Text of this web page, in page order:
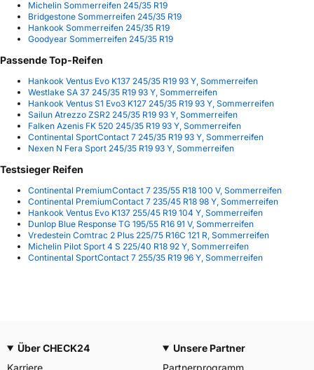
Michelin Sommerreifen 245/35 R19
Bridgestone Sommerreifen 245/35 R19
Hankook Sommerreifen 245/35 R19
Goodyear Sommerreifen 245/35 R19
Passende Top-Reifen
Hankook Ventus Evo K137 245/35 R19 93 Y, Sommerreifen
Westlake SA 37 245/35 R19 93 Y, Sommerreifen
Hankook Ventus S1 Evo3 K127 245/35 R19 93 Y, Sommerreifen
Sailun Atrezzo ZSR2 245/35 R19 93 Y, Sommerreifen
Falken Azenis FK 520 245/35 R19 93 Y, Sommerreifen
Continental SportContact 7 245/35 R19 93 Y, Sommerreifen
Nexen N Fera Sport 245/35 R19 93 Y, Sommerreifen
Testsieger Reifen
Continental PremiumContact 7 235/55 R18 100 V, Sommerreifen
Continental PremiumContact 7 235/45 R18 98 Y, Sommerreifen
Hankook Ventus Evo K137 255/45 R19 104 Y, Sommerreifen
Dunlop Blue Response TG 195/55 R16 91 V, Sommerreifen
Vredestein Comtrac 2 Plus 225/75 R16C 121 R, Sommerreifen
Michelin Pilot Sport 4 S 225/40 R18 92 Y, Sommerreifen
Continental SportContact 7 255/35 R19 96 Y, Sommerreifen
Über CHECK24
Karriere
Unsere Partner
Partnerprogramm